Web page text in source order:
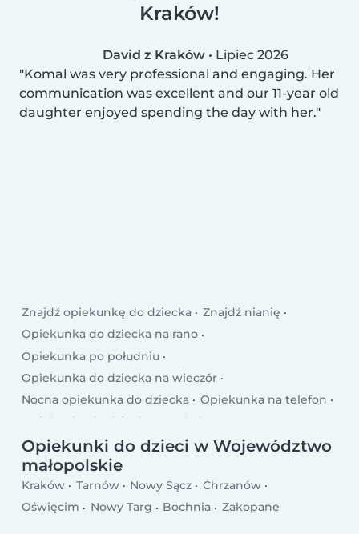
Kraków!
David z Kraków • Lipiec 2026
Komal was very professional and engaging. Her
communication was excellent and our 11-year old
daughter enjoyed spending the day with her.
Znajdź opiekunkę do dziecka
Znajdź nianię
Opiekunka do dziecka na rano
Opiekunka po południu
Opiekunka do dziecka na wieczór
Nocna opiekunka do dziecka
Opiekunka na telefon
Opiekunka do dziecka po szkole
Opiekunka do dziecka w dni powszednie
Opiekunka weekendowa
Opiekunki do dzieci w Województwo
małopolskie
Kraków Tarnów Nowy Sącz
Chrzanów
Oświęcim
Nowy Targ Bochnia Zakopane